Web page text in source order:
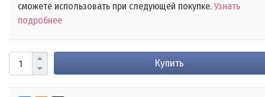
сможете использовать при следующей покупке. Узнать
подробнее
Купить